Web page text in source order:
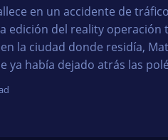
en un accidente de
edición del reality operación
la ciudad donde residía,
ya había dejado atrás las